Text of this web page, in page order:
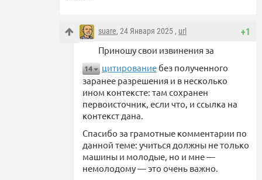
+1
suare, 24 Января 2025 , url
Приношу свои извинения за
14 цитирование без полученного
заранее разрешения и в несколько
ином контексте: там сохранен
первоисточник, если что, и ссылка на
контекст дана.
Спасибо за грамотные комментарии по
данной теме: учиться должны не только
машины и молодые, но и мне —
немолодому — это очень важно.